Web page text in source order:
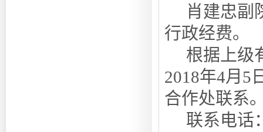
肖建忠副
行政经费。
根据上级
2018年4月5
合作处联系
联系电话